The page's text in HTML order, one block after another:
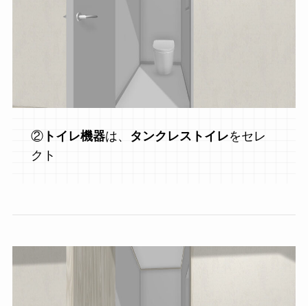
②トイレ機器は、 タンクレストイレをセレ
クト